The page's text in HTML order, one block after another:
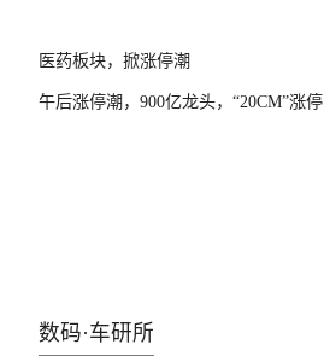
医药板块，掀涨停潮
午后涨停潮，900亿龙头，“20CM”涨停
数码·车研所